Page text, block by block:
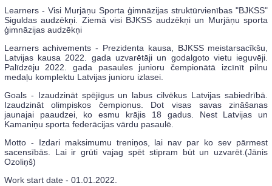
Learners - Visi Murjāņu Sporta ģimnāzijas struktūrvienības "BJKSS"
Siguldas audzēkņi. Ziemā visi BJKSS audzēkņi un Murjāņu sporta
ģimnāzijas audzēkņi
Learners achivements - Prezidenta kausa, BJKSS meistarsacīkšu,
Latvijas kausa 2022. gada uzvarētāji un godalgoto vietu ieguvēji.
Palīdzēju 2022. gada pasaules junioru čempionātā izcīnīt pilnu
medaļu komplektu Latvijas junioru izlasei.
Goals - Izaudzināt spējīgus un labus cilvēkus Latvijas sabiedrībā.
Izaudzināt olimpiskos čempionus. Dot visas savas zināšanas
jaunajai paaudzei, ko esmu krājis 18 gadus. Nest Latvijas un
Kamaniņu sporta federācijas vārdu pasaulē.
Motto - Izdari maksimumu treniņos, lai nav par ko sev pārmest
sacensībās. Lai ir grūti vajag spēt stipram būt un uzvarēt.(Jānis
Ozoliņš)
Work start date - 01.01.2022.